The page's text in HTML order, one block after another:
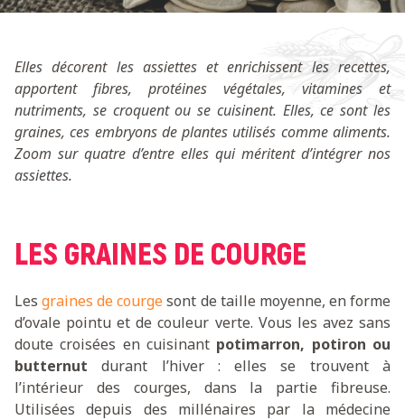
Elles décorent les assiettes et enrichissent les recettes,
apportent fibres, protéines végétales, vitamines et
nutriments, se croquent ou se cuisinent. Elles, ce sont les
graines, ces embryons de plantes utilisés comme aliments.
Zoom sur quatre d’entre elles qui méritent d’intégrer nos
assiettes.
LES GRAINES DE COURGE
Lesgraines de courgesont de taille moyenne, en forme
d’ovale pointu et de couleur verte. Vous les avez sans
doute croisées en cuisinant potimarron, potiron ou
butternut durant l’hiver : elles se trouvent à
l’intérieur des courges, dans la partie fibreuse.
Utilisées depuis des millénaires par la médecine